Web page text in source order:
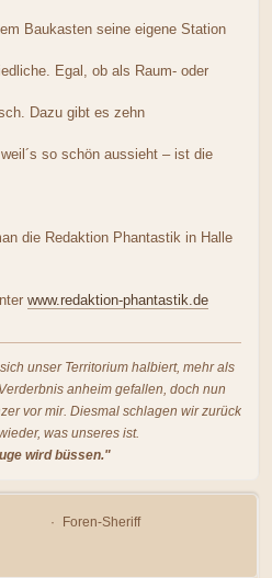
Baukasten seine eigene Station
Egal, ob als Raum- oder
Dazu gibt es zehn
so schön aussieht – ist die
die Redaktion Phantastik in Halle
www.redaktion-phantastik.de
unser Territorium halbiert, mehr als
anheim gefallen, doch nun
vor mir. Diesmal schlagen wir zurück
was unseres ist.
wird büssen."
Foren-Sheriff